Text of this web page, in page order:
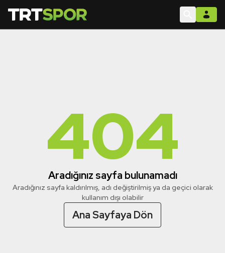
404
Aradığınız sayfa bulunamadı
Aradığınız sayfa kaldırılmış, adı değiştirilmiş ya da geçici olarak
kullanım dışı olabilir
Ana Sayfaya Dön